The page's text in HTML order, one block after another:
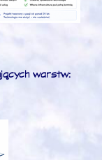
warstw: